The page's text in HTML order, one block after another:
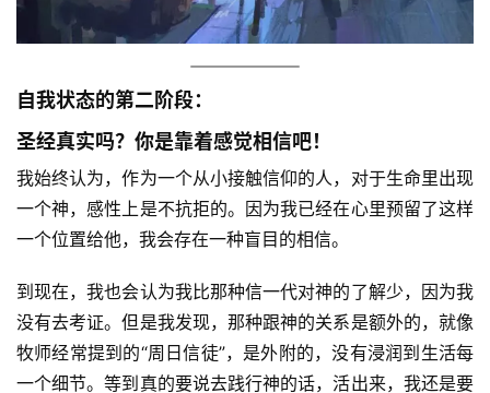
自我状态的第二阶段：
圣经真实吗？你是靠着感觉相信吧！
我始终认为，作为一个从小接触信仰的人，对于生命里出现
一个神，感性上是不抗拒的。因为我已经在心里预留了这样
一个位置给他，我会存在一种盲目的相信。
到现在，我也会认为我比那种信一代对神的了解少，因为我
没有去考证。但是我发现，那种跟神的关系是额外的，就像
牧师经常提到的“周日信徒”，是外附的，没有浸润到生活每
一个细节。等到真的要说去践行神的话，活出来，我还是要